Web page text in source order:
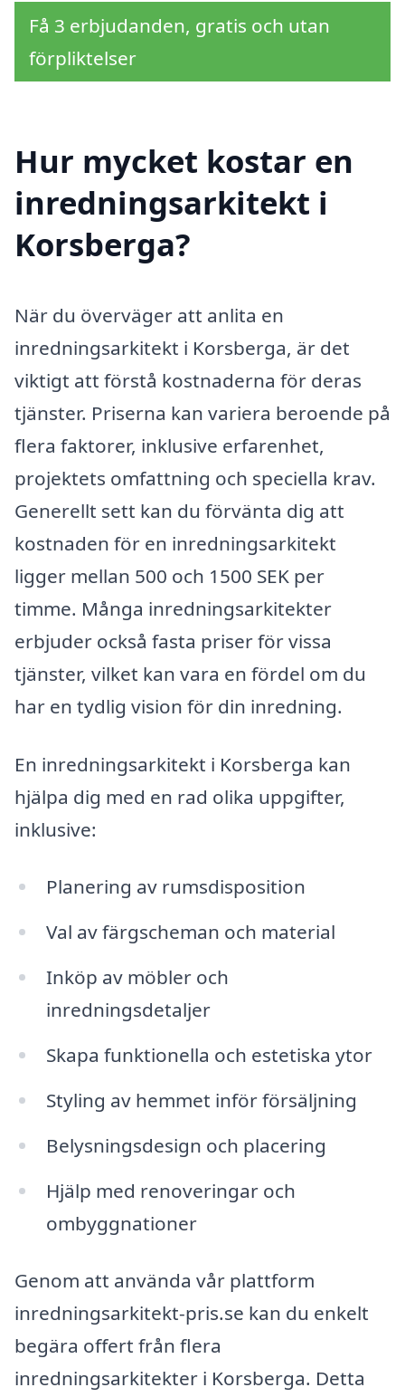
Få 3 erbjudanden, gratis och utan
förpliktelser
Hur mycket kostar en
inredningsarkitekt i
Korsberga?
När du överväger att anlita en
inredningsarkitekt i Korsberga, är det
viktigt att förstå kostnaderna för deras
tjänster. Priserna kan variera beroende på
flera faktorer, inklusive erfarenhet,
projektets omfattning och speciella krav.
Generellt sett kan du förvänta dig att
kostnaden för en inredningsarkitekt
ligger mellan 500 och 1500 SEK per
timme. Många inredningsarkitekter
erbjuder också fasta priser för vissa
tjänster, vilket kan vara en fördel om du
har en tydlig vision för din inredning.
En inredningsarkitekt i Korsberga kan
hjälpa dig med en rad olika uppgifter,
inklusive:
Planering av rumsdisposition
Val av färgscheman och material
Inköp av möbler och
inredningsdetaljer
Skapa funktionella och estetiska ytor
Styling av hemmet inför försäljning
Belysningsdesign och placering
Hjälp med renoveringar och
ombyggnationer
Genom att använda vår plattform
inredningsarkitekt-pris.se kan du enkelt
begära offert från flera
inredningsarkitekter i Korsberga. Detta